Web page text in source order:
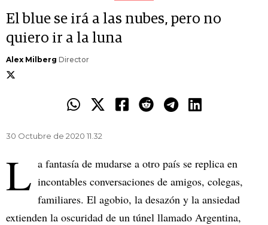
El blue se irá a las nubes, pero no
quiero ir a la luna
Alex Milberg Director
30 Octubre de 2020 11.32
L a fantasía de mudarse a otro país se replica en
incontables conversaciones de amigos, colegas,
familiares. El agobio, la desazón y la ansiedad
extienden la oscuridad de un túnel llamado Argentina,